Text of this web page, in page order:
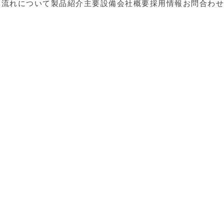
流れについて 製品紹介 主要設備会社概要採用情報 お問合わせ